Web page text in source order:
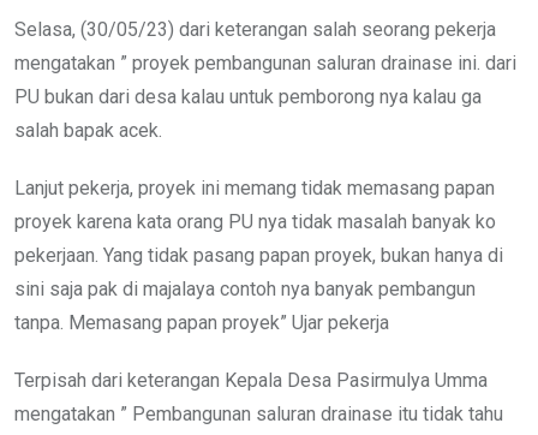
Selasa, (30/05/23) dari keterangan salah seorang pekerja
mengatakan ” proyek pembangunan saluran drainase ini. dari
PU bukan dari desa kalau untuk pemborong nya kalau ga
salah bapak acek.
Lanjut pekerja, proyek ini memang tidak memasang papan
proyek karena kata orang PU nya tidak masalah banyak ko
pekerjaan. Yang tidak pasang papan proyek, bukan hanya di
sini saja pak di majalaya contoh nya banyak pembangun
tanpa. Memasang papan proyek” Ujar pekerja
Terpisah dari keterangan Kepala Desa Pasirmulya Umma
mengatakan ” Pembangunan saluran drainase itu tidak tahu